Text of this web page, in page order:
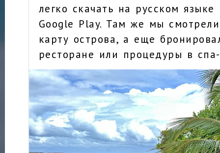
легко скачать на русском
Google Play. Там же мы
карту острова, а еще
ресторане или процедуры в